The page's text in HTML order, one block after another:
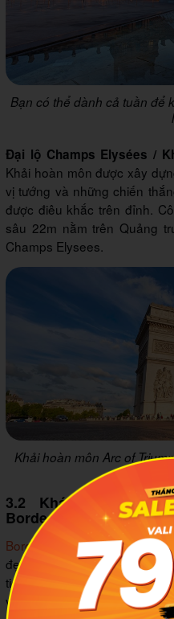
Bạn có thể dành cả tuần để
Đại lộ Champs Elysées /
Khải hoàn môn được xây
vị tướng và những chiến
được điêu khắc trên đỉnh.
sâu 22m nằm trên Quảng
Champs Elysees.
Khải hoàn môn Arc of
3.2 Khám phá
Bordeaux
Bordeaux
được mệnh danh
đẹp ngủ trong rừng”. Thành
tiếng với những vườn nho
vang ấn tượng. Toàn thành